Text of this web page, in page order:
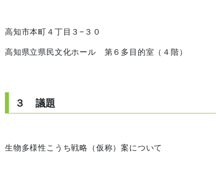
高知市本町４丁目３−３０
高知県立県民文化ホール 第６多目的室（４階）
３ 議題
生物多様性こうち戦略（仮称）案について